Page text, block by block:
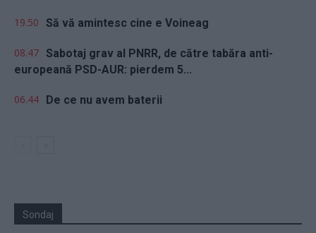
19.50 Să vă amintesc cine e Voineag
08.47 Sabotaj grav al PNRR, de către tabăra anti-
europeană PSD-AUR: pierdem 5...
06.44 De ce nu avem baterii
Sondaj